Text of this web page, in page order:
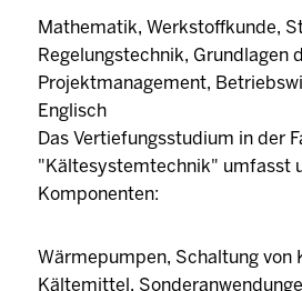
Mathematik, Werkstoffkunde,
Regelungstechnik, Grundlagen
Projektmanagement,
Englisch
Das Vertiefungsstudium in der
"Kältesystemtechnik" umfasst
Komponenten:
Wärmepumpen, Schaltung von
Kältemittel,